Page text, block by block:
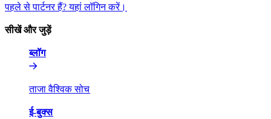
पहले से पार्टनर हैं? यहां लॉगिन करें।​​
सीखें और जुड़ें​​
ब्लॉग​​
ताजा वैश्विक सोच​​
ई-बुक्स​​